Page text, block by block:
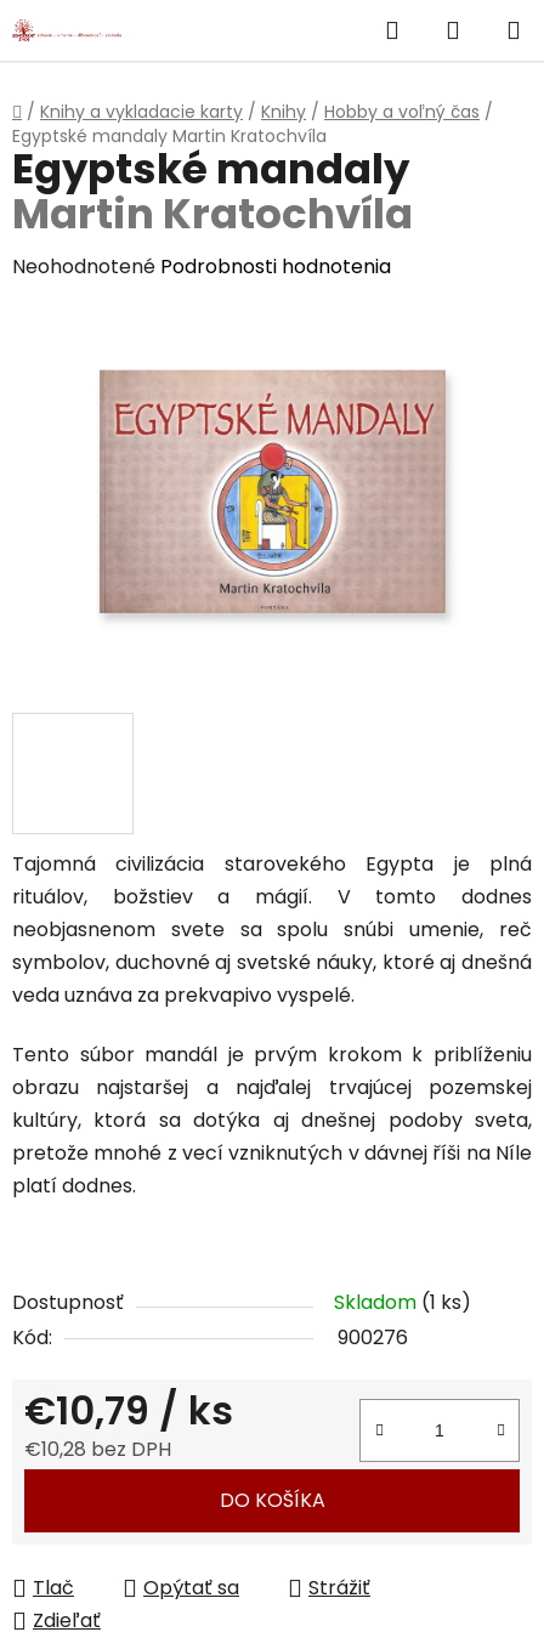
Prejsť
na
Hľadať
KOŠÍK
Domov
/ Knihy a vykladacie karty / Knihy / Hobby a voľný čas /
Egyptské mandaly Martin Kratochvíla
Tajomná civilizácia starovekého Egypta je plná
rituálov, božstiev a mágií. V tomto dodnes
neobjasnenom svete sa spolu snúbi umenie, reč
symbolov, duchovné aj svetské náuky, ktoré aj dnešná
veda uznáva za prekvapivo vyspelé.
Tento súbor mandál je prvým krokom k priblíženiu
obrazu najstaršej a najďalej trvajúcej pozemskej
kultúry, ktorá sa dotýka aj dnešnej podoby sveta,
pretože mnohé z vecí vzniknutých v dávnej říši na Níle
platí dodnes.
Dostupnosť Skladom (1 ks)
Kód:
900276
€10,79 / ks
€10,28 bez DPH
DO KOŠÍKA
Tlač Opýtať sa
Strážiť
Zdieľať
Egyptské mandaly
Martin Kratochvíla
Priemerné
Neohodnotené Podrobnosti hodnotenia